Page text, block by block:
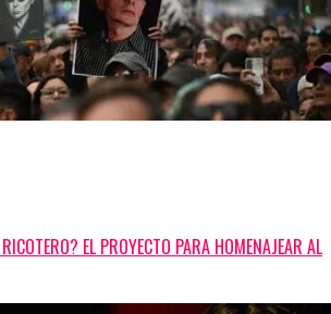
EL PROYECTO PARA HOMENAJEAR AL